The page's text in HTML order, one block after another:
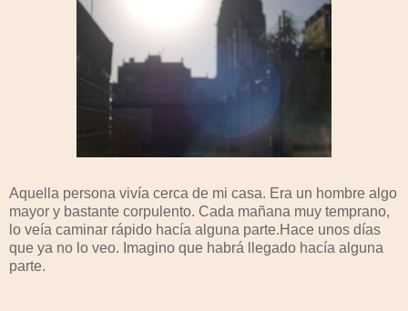
Aquella persona vivía cerca de mi casa. Era un hombre algo
mayor y bastante corpulento. Cada mañana muy temprano,
lo veía caminar rápido hacía alguna parte.Hace unos días
que ya no lo veo. Imagino que habrá llegado hacía alguna
parte.